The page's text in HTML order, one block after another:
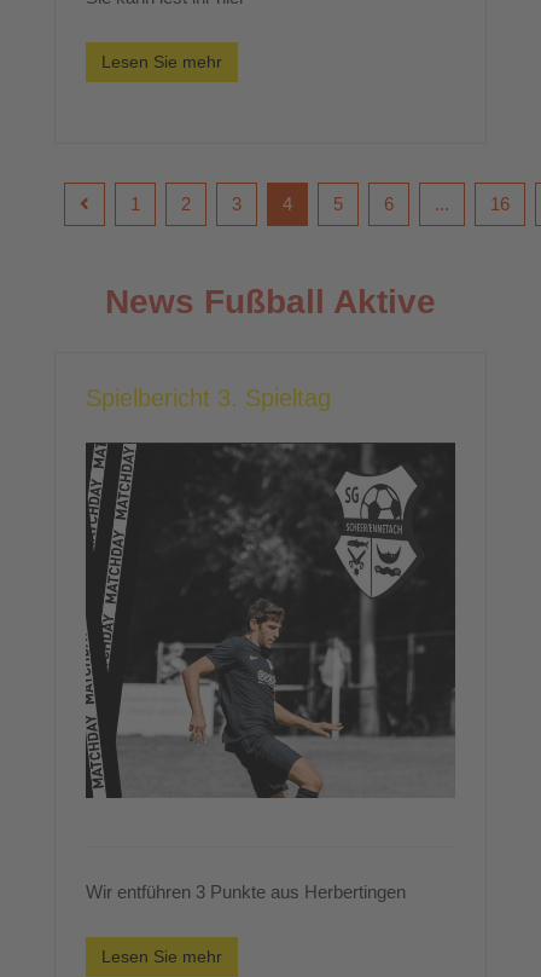
Lesen Sie mehr
1 2 3 4 5 6 ... 16
News Fußball Aktive
Spielbericht 3. Spieltag
Wir entführen 3 Punkte aus Herbertingen
Lesen Sie mehr